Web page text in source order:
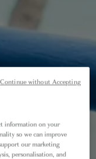
information on your
so we can improve
our marketing
personalisation, and
Continue without Accepting